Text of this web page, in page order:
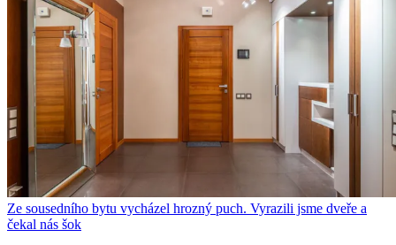
Ze sousedního bytu vycházel hrozný puch. Vyrazili jsme dveře a
čekal nás šok